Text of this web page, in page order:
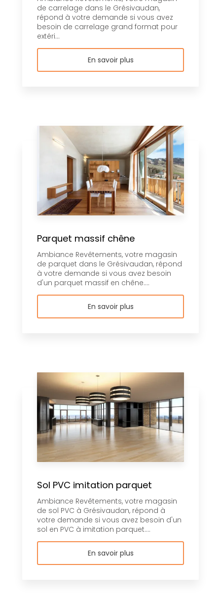
de carrelage dans le Grésivaudan,
répond à votre demande si vous avez
besoin de carrelage grand format pour
extéri...
En savoir plus
Parquet massif chêne
Ambiance Revêtements, votre magasin
de parquet dans le Grésivaudan, répond
à votre demande si vous avez besoin
d'un parquet massif en chêne....
En savoir plus
Sol PVC imitation parquet
Ambiance Revêtements, votre magasin
de sol PVC à Grésivaudan, répond à
votre demande si vous avez besoin d'un
sol en PVC à imitation parquet....
En savoir plus